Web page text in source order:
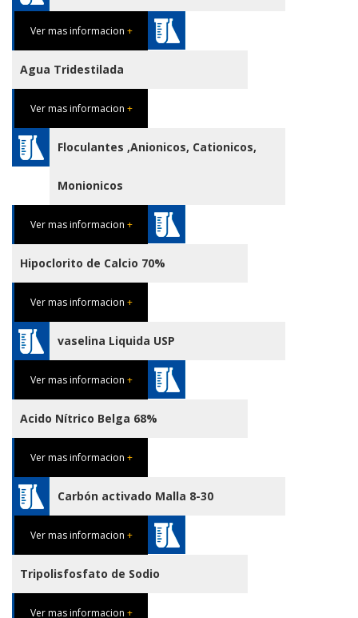
Ver mas informacion +
Agua Tridestilada
Ver mas informacion +
Floculantes ,Anionicos, Cationicos,
Monionicos
Ver mas informacion +
Hipoclorito de Calcio 70%
Ver mas informacion +
vaselina Liquida USP
Ver mas informacion +
Acido Nítrico Belga 68%
Ver mas informacion +
Carbón activado Malla 8-30
Ver mas informacion +
Tripolisfosfato de Sodio
Ver mas informacion +